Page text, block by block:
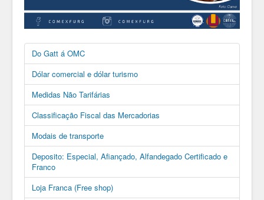
Do Gatt á OMC
Dólar comercial e dólar turismo
Medidas Não Tarifárias
Classificação Fiscal das Mercadorias
Modais de transporte
Deposito: Especial, Afiançado, Alfandegado Certificado e
Franco
Loja Franca (Free shop)